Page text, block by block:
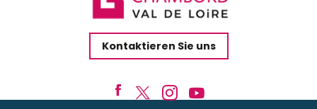
Kontaktieren Sie uns